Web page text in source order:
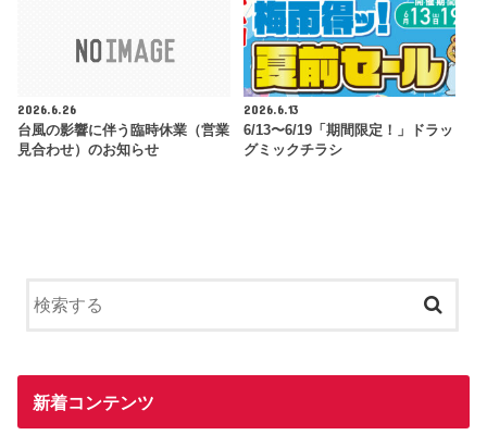
2026.6.26
台風の影響に伴う臨時休業（営業
見合わせ）のお知らせ
2026.6.13
6/13〜6/19「期間限定！」ドラッ
グミックチラシ
新着コンテンツ